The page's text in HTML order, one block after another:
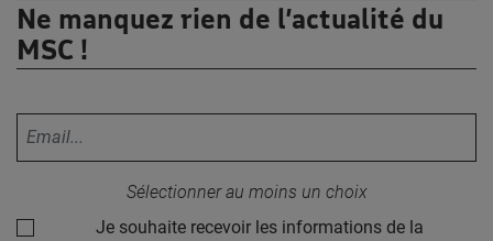
Ne manquez rien de l’actualité du
MSC !
Sélectionner au moins un choix
Je souhaite recevoir les informations de la